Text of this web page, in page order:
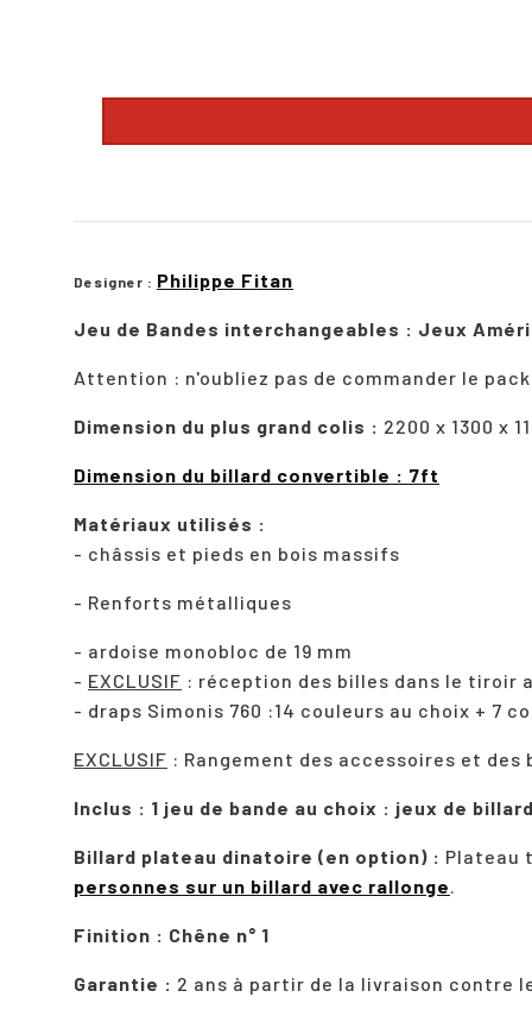
Designer : Philippe Fitan
Jeu de Bandes interchangeables : Jeux
Attention : n'oubliez pas de commander le
Dimension du plus grand colis : 2200 x 1300 x
Dimension du billard convertible : 7ft
Matériaux utilisés :
- châssis et pieds en bois massifs
- Renforts métalliques
- ardoise monobloc de 19 mm
- EXCLUSIF : réception des billes dans le tiroir
- draps Simonis 760 :14 couleurs au choix + 7
EXCLUSIF : Rangement des accessoires et
Inclus : 1 jeu de bande au choix : jeux de
Billard plateau dinatoire (en option) : Plateau
personnes sur un billard avec rallonge.
Finition : Chêne n° 1
Garantie : 2 ans à partir de la livraison contre